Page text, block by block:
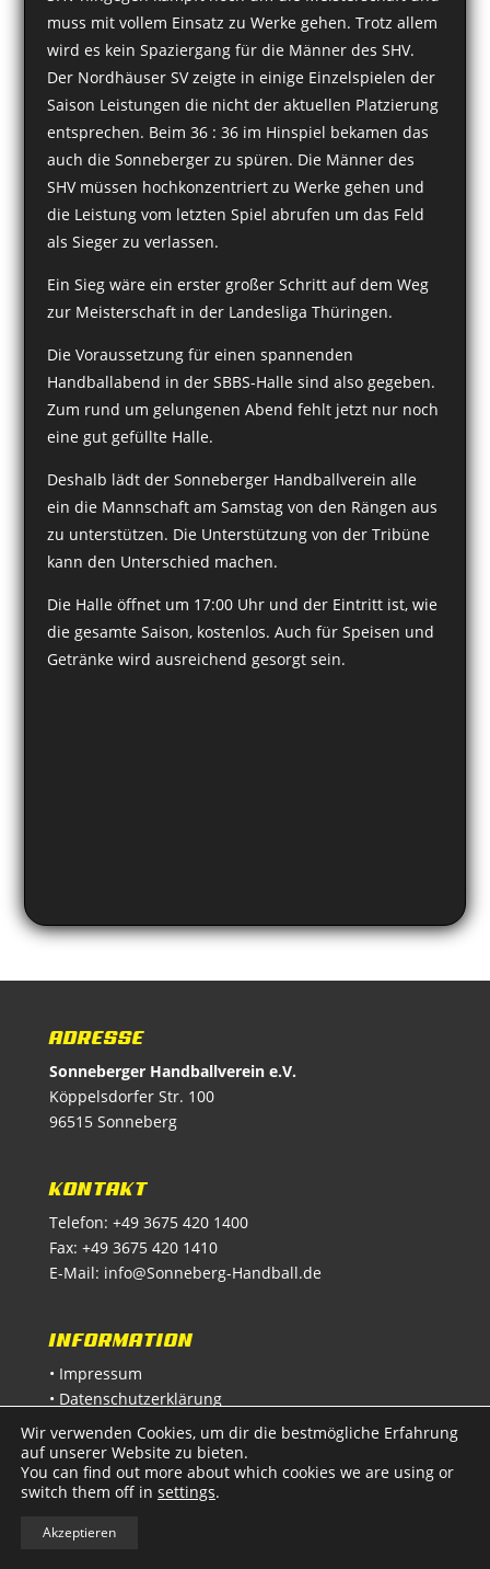
muss mit vollem Einsatz zu Werke gehen. Trotz allem
wird es kein Spaziergang für die Männer des SHV.
Der Nordhäuser SV zeigte in einige Einzelspielen der
Saison Leistungen die nicht der aktuellen Platzierung
entsprechen. Beim 36 : 36 im Hinspiel bekamen das
auch die Sonneberger zu spüren. Die Männer des
SHV müssen hochkonzentriert zu Werke gehen und
die Leistung vom letzten Spiel abrufen um das Feld
als Sieger zu verlassen.
Ein Sieg wäre ein erster großer Schritt auf dem Weg
zur Meisterschaft in der Landesliga Thüringen.
Die Voraussetzung für einen spannenden
Handballabend in der SBBS-Halle sind also gegeben.
Zum rund um gelungenen Abend fehlt jetzt nur noch
eine gut gefüllte Halle.
Deshalb lädt der Sonneberger Handballverein alle
ein die Mannschaft am Samstag von den Rängen aus
zu unterstützen. Die Unterstützung von der Tribüne
kann den Unterschied machen.
Die Halle öffnet um 17:00 Uhr und der Eintritt ist, wie
die gesamte Saison, kostenlos. Auch für Speisen und
Getränke wird ausreichend gesorgt sein.
ADRESSE
Sonneberger Handballverein e.V.
Köppelsdorfer Str. 100
96515 Sonneberg
KONTAKT
Telefon: +49 3675 420 1400
Fax: +49 3675 420 1410
E-Mail: info@Sonneberg-Handball.de
INFORMATION
• Impressum
• Datenschutzerklärung
Wir verwenden Cookies, um dir die bestmögliche Erfahrung
auf unserer Website zu bieten.
You can find out more about which cookies we are using or
switch them off in settings.
Akzeptieren